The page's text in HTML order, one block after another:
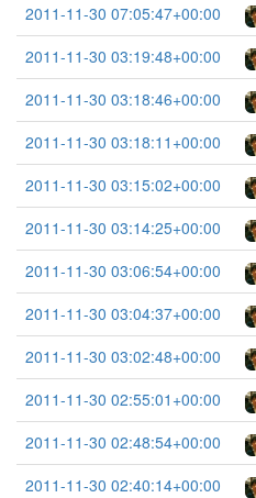
2011-11-30 07:05:47+00:00
2011-11-30 03:19:48+00:00
2011-11-30 03:18:46+00:00
2011-11-30 03:18:11+00:00
2011-11-30 03:15:02+00:00
2011-11-30 03:14:25+00:00
2011-11-30 03:06:54+00:00
2011-11-30 03:04:37+00:00
2011-11-30 03:02:48+00:00
2011-11-30 02:55:01+00:00
2011-11-30 02:48:54+00:00
2011-11-30 02:40:14+00:00